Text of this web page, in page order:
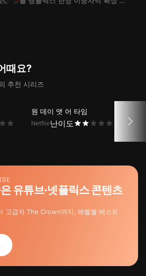
때요?
추천 시리즈
원 데이 앳 어 타임
Netflix 난이도
유튜브·넷플릭스 콘텐츠
고급자 The Crown까지, 레벨별 베스트